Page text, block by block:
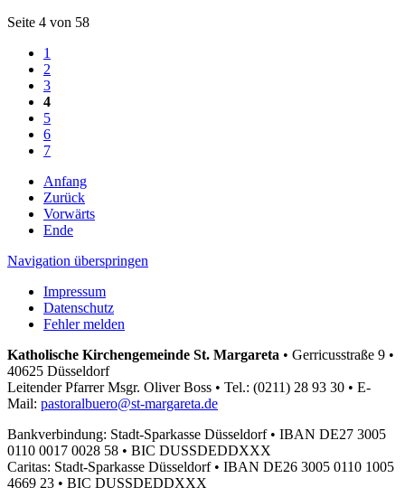
Seite 4 von 58
1
2
3
4
5
6
7
Anfang
Zurück
Vorwärts
Ende
Navigation überspringen
Impressum
Datenschutz
Fehler melden
Katholische Kirchengemeinde St. Margareta • Gerricusstraße 9 •
40625 Düsseldorf
Leitender Pfarrer Msgr. Oliver Boss • Tel.: (0211) 28 93 30 • E-
Mail: pastoralbuero@st-margareta.de
Bankverbindung: Stadt-Sparkasse Düsseldorf • IBAN DE27 3005
0110 0017 0028 58 • BIC DUSSDEDDXXX
Caritas: Stadt-Sparkasse Düsseldorf • IBAN DE26 3005 0110 1005
4669 23 • BIC DUSSDEDDXXX